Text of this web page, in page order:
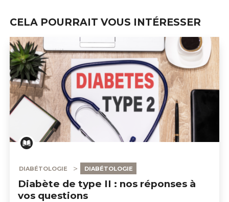
CELA POURRAIT VOUS INTÉRESSER
DIABÉTOLOGIE DIABÉTOLOGIE
Diabète de type II : nos réponses à
vos questions